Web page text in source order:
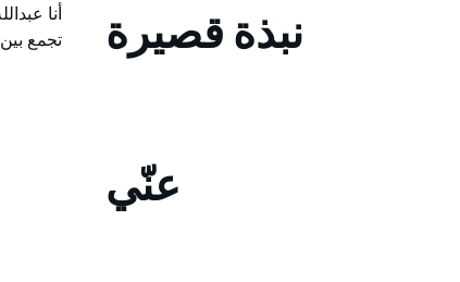
نبذة قصيرة
عنّي
أنا
تجمع